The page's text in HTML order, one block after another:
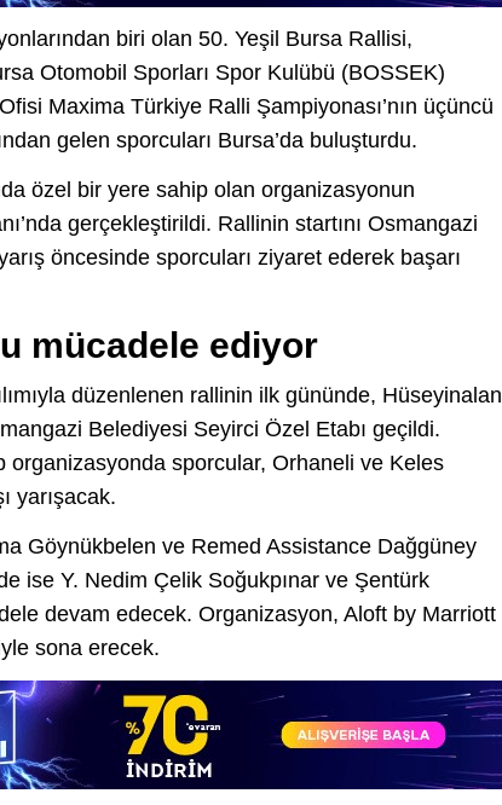
biri olan 50. Yeşil Bursa Rallisi,
Otomobil Sporları Spor Kulübü (BOSSEK)
Maxima Türkiye Ralli Şampiyonası’nın üçüncü
gelen sporcuları Bursa’da buluşturdu.
özel bir yere sahip olan organizasyonun
gerçekleştirildi. Rallinin startını Osmangazi
öncesinde sporcuları ziyaret ederek başarı
mücadele ediyor
düzenlenen rallinin ilk gününde, Hüseyinalan
Belediyesi Seyirci Özel Etabı geçildi.
sporcular, Orhaneli ve Keles
yarışacak.
Göynükbelen ve Remed Assistance Dağgüney
ise Y. Nedim Çelik Soğukpınar ve Şentürk
devam edecek. Organizasyon, Aloft by Marriott
sona erecek.